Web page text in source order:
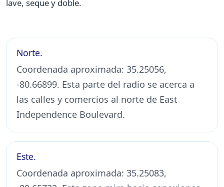
lave, seque y doble.
Norte.
Coordenada aproximada: 35.25056,
-80.66899. Esta parte del radio se acerca a
las calles y comercios al norte de East
Independence Boulevard.
Este.
Coordenada aproximada: 35.25083,